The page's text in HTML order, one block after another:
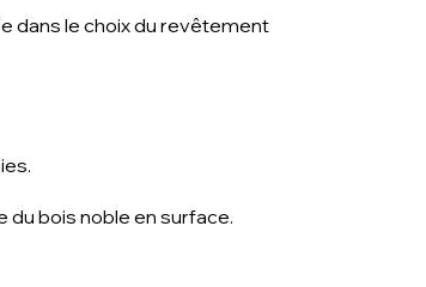
dans le choix du revêtement
du bois noble en surface.